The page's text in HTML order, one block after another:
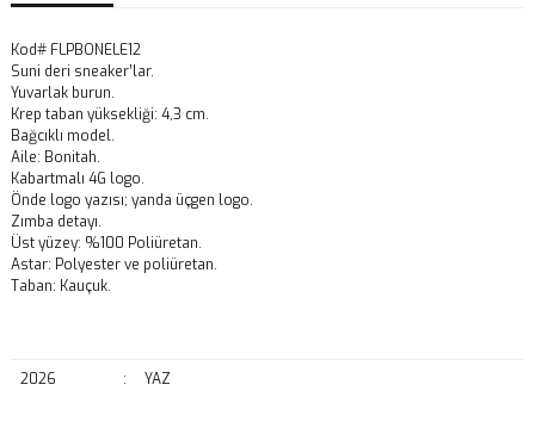
Kod# FLPBONELE12
Suni deri sneaker’lar.
Yuvarlak burun.
Krep taban yüksekliği: 4,3 cm.
Bağcıklı model.
Aile: Bonitah.
Kabartmalı 4G logo.
Önde logo yazısı; yanda üçgen logo.
Zımba detayı.
Üst yüzey: %100 Poliüretan.
Astar: Polyester ve poliüretan.
Taban: Kauçuk.
2026 : YAZ